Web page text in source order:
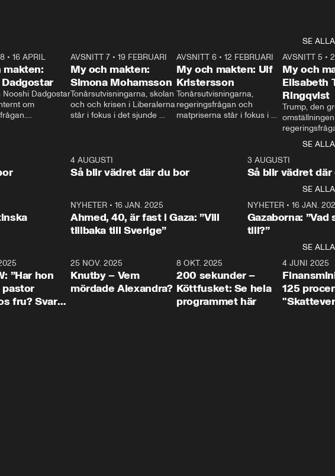
SE ALLA
• 16 APRIL
makten:
Nooshi Dadgostar
om
upp i val. Ska vi
sitter vi förstås
24:30
AVSNITT 7• 19 FEBRUARI
My och makten:
Simona Mohamsson
Tonårsutvisningarna, skolan
och och krisen i Liberalerna
står i fokus i det sjunde
kommentator My
Rohwedder ställer
utbildnings- och
Mohamsson till svars.
27:30
AVSNITT 6 •12 FEBRUARI
My och makten: Ulf
Kristersson
Tonårsutvisningarna,
regeringsfrågan och
matpriserna står i fokus i
Rohwedder ställer
statsminister Ulf Kristersson
AVSNITT 5 •
My och
Elisabeth
Ringqvist
Trump, den
centrum i
avsnittet av
Makten”. Se
Aftonbladets
Rohwedder
Thand Ring
SE ALLA
4 AUGUSTI
Så blir vädret där du bor
3 AUGUSTI
Så blir vädret där
SE ALLA
NYHETER• 16 JAN. 2025
Ahmed, 40, är fast i Gaza: ”Vill
tillbaka till Sverige”
NYHETER• 16 JAN.
Gazaborna:
till?”
SE ALLA
”Har hon
pastor
fru? Svar
31:05
25 NOV. 2025
Knutby – Vem
mördade Alexandra?
4:29
8 OKT. 2025
200 sekunder –
Köttfusket: Se hela
programmet här
4 JUNI 2025
125